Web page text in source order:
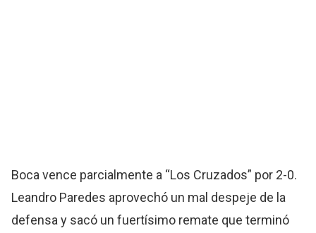
Boca vence parcialmente a “Los Cruzados” por 2-0.
Leandro Paredes aprovechó un mal despeje de la
defensa y sacó un fuertísimo remate que terminó